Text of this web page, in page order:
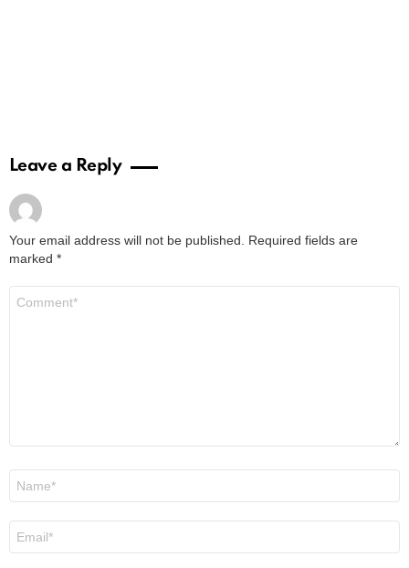
Leave a Reply
Your email address will not be published. Required fields are
marked *